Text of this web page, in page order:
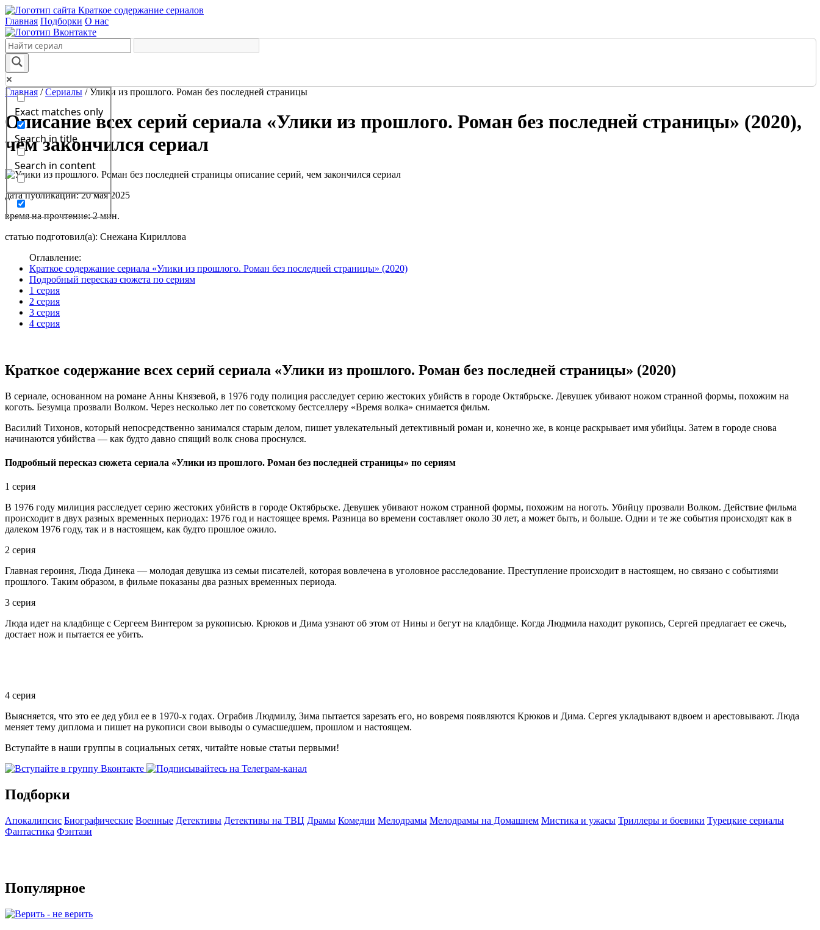
Краткое содержание сериалов
Главная Подборки О нас
Exact matches only
Search in title
Search in content
Главная /Сериалы /Улики из прошлого. Роман без последней страницы
Описание всех серий сериала «Улики из прошлого. Роман без последней страницы» (2020),
чем закончился сериал
дата публикации: 20 мая 2025
время на прочтение: 2 мин.
статью подготовил(а): Снежана Кириллова
Оглавление:
Краткое содержание сериала «Улики из прошлого. Роман без последней страницы» (2020)
Подробный пересказ сюжета по сериям
1 серия
2 серия
3 серия
4 серия
Краткое содержание всех серий сериала «Улики из прошлого. Роман без последней страницы» (2020)
В сериале, основанном на романе Анны Князевой, в 1976 году полиция расследует серию жестоких убийств в городе Октябрьске. Девушек убивают ножом странной формы, похожим на
коготь. Безумца прозвали Волком. Через несколько лет по советскому бестселлеру «Время волка» снимается фильм.
Василий Тихонов, который непосредственно занимался старым делом, пишет увлекательный детективный роман и, конечно же, в конце раскрывает имя убийцы. Затем в городе снова
начинаются убийства — как будто давно спящий волк снова проснулся.
Подробный пересказ сюжета сериала «Улики из прошлого. Роман без последней страницы» по сериям
1 серия
В 1976 году милиция расследует серию жестоких убийств в городе Октябрьске. Девушек убивают ножом странной формы, похожим на ноготь. Убийцу прозвали Волком. Действие фильма
происходит в двух разных временных периодах: 1976 год и настоящее время. Разница во времени составляет около 30 лет, а может быть, и больше. Одни и те же события происходят как в
далеком 1976 году, так и в настоящем, как будто прошлое ожило.
2 серия
Главная героиня, Люда Динека — молодая девушка из семьи писателей, которая вовлечена в уголовное расследование. Преступление происходит в настоящем, но связано с событиями
прошлого. Таким образом, в фильме показаны два разных временных периода.
3 серия
Люда идет на кладбище с Сергеем Винтером за рукописью. Крюков и Дима узнают об этом от Нины и бегут на кладбище. Когда Людмила находит рукопись, Сергей предлагает ее сжечь,
достает нож и пытается ее убить.
4 серия
Выясняется, что это ее дед убил ее в 1970-х годах. Ограбив Людмилу, Зима пытается зарезать его, но вовремя появляются Крюков и Дима. Сергея укладывают вдвоем и арестовывают. Люда
меняет тему диплома и пишет на рукописи свои выводы о сумасшедшем, прошлом и настоящем.
Вступайте в наши группы в социальных сетях, читайте новые статьи первыми!
Подборки
Апокалипсис Биографические Военные Детективы Детективы на ТВЦ Драмы Комедии Мелодрамы Мелодрамы на Домашнем Мистика и ужасы Триллеры и боевики Турецкие сериалы
Фантастика Фэнтази
Популярное